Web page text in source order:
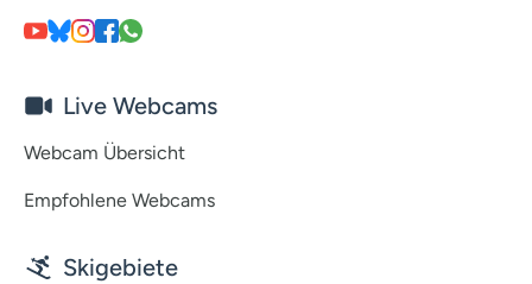
Live Webcams
Webcam Übersicht
Empfohlene Webcams
Skigebiete